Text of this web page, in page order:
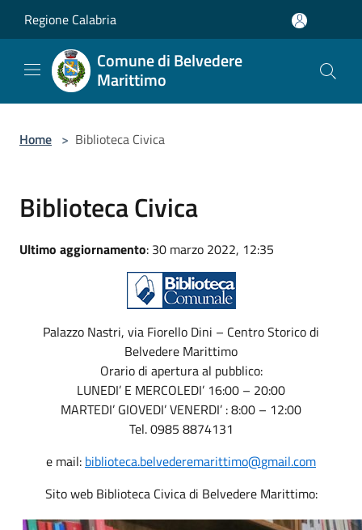
Regione Calabria
Comune di Belvedere
Marittimo
Home > Biblioteca Civica
Biblioteca Civica
Ultimo aggiornamento: 30 marzo 2022, 12:35
Palazzo Nastri, via Fiorello Dini – Centro Storico di
Belvedere Marittimo
Orario di apertura al pubblico:
LUNEDI’ E MERCOLEDI’ 16:00 – 20:00
MARTEDI’ GIOVEDI’ VENERDI’ : 8:00 – 12:00
Tel. 0985 8874131
e mail: biblioteca.belvederemarittimo@gmail.com
Sito web Biblioteca Civica di Belvedere Marittimo: